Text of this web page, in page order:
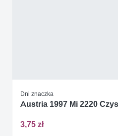
Dni znaczka
Austria 1997 Mi 2220
3,75 zł